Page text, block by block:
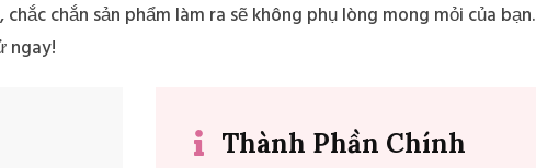
chắn sản phẩm làm ra sẽ không phụ lòng mong mỏi của bạn.
ngay!
Thành Phần Chính